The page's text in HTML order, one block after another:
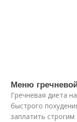
Меню
Гречневая диета
быстрого
заплатить